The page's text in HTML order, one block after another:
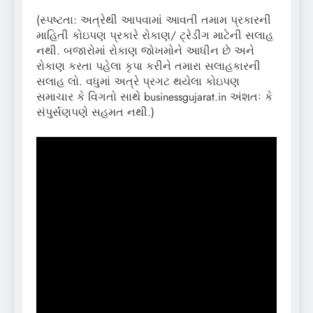
(સ્પષ્ટતા: અત્રેથી આપવામાં આવતી તમામ પ્રકારની
માહિતી કોઇપણ પ્રકારે રોકાણ/ ટ્રેડીંગ માટેની સલાહ
નથી. બજારોમાં રોકાણ જોખમોને આધીન છે અને
રોકાણ કરતા પહેલા કૃપા કરીને તમારા સલાહકારની
સલાહ લો. વધુમાં અત્રે પ્રગટ થયેલા કોઇપણ
સમાચાર કે વિગતો સાથે businessgujarat.in અંશતઃ કે
સંપુર્સણપણે સહમત નથી.)